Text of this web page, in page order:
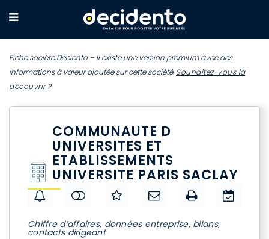
Fiche société Deciento – Il existe une version premium avec des
informations à valeur ajoutée sur cette société. Souhaitez-vous la
découvrir ?
COMMUNAUTE D
UNIVERSITES ET
ETABLISSEMENTS
UNIVERSITE PARIS SACLAY
Chiffre d’affaires, données entreprise, bilans,
contacts dirigeant